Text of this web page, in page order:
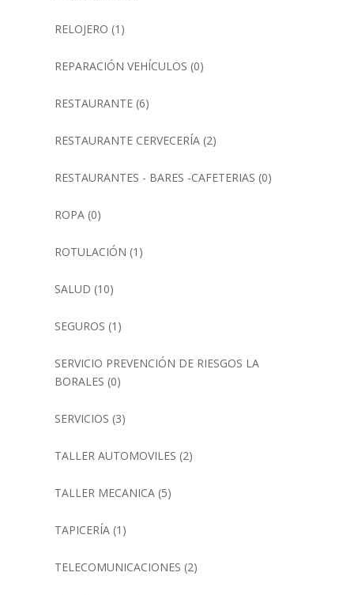
RELOJERO (1)
REPARACIÓN VEHÍCULOS (0)
RESTAURANTE(6)
RESTAURANTE CERVECERÍA(2)
RESTAURANTES - BARES -CAFETERIAS (0)
ROPA(0)
ROTULACIÓN (1)
SALUD (10)
SEGUROS (1)
SERVICIO PREVENCIÓN DE RIESGOS LA
BORALES (0)
SERVICIOS (3)
TALLER AUTOMOVILES (2)
TALLER MECANICA(5)
TAPICERÍA(1)
TELECOMUNICACIONES (2)